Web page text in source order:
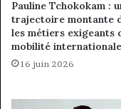
Pauline Tchokokam :
trajectoire montante
les métiers exigeants
mobilité internationale
16 juin 2026